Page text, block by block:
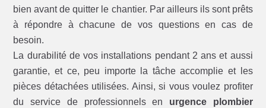
bien avant de quitter le chantier. Par ailleurs ils sont prêts
à répondre à chacune de vos questions en cas de
besoin.
La durabilité de vos installations pendant 2 ans et aussi
garantie, et ce, peu importe la tâche accomplie et les
pièces détachées utilisées. Ainsi, si vous voulez profiter
du service de professionnels en urgence plombier